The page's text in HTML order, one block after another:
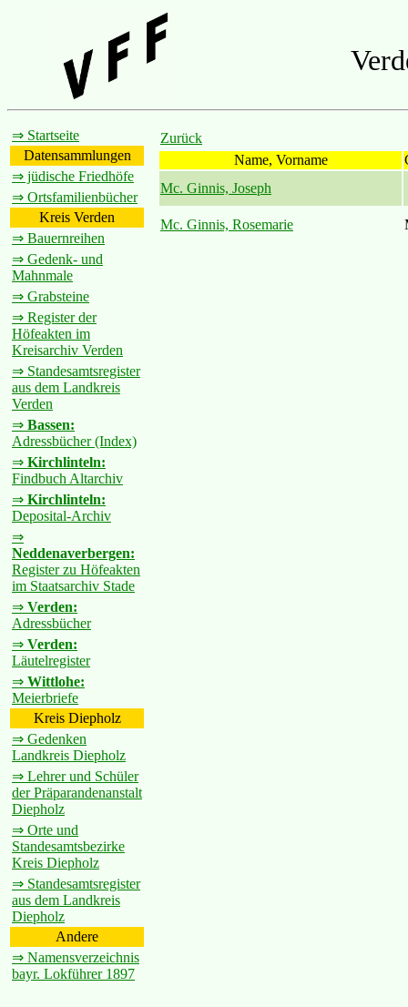
⇒ Startseite
Datensammlungen
⇒ jüdische Friedhöfe
⇒ Ortsfamilienbücher
Kreis Verden
⇒ Bauernreihen
⇒ Gedenk- und
Mahnmale
⇒ Grabsteine
⇒ Register der
Höfeakten im
Kreisarchiv Verden
⇒ Standesamtsregister
aus dem Landkreis
Verden
⇒ Bassen:
Adressbücher (Index)
⇒ Kirchlinteln:
Findbuch Altarchiv
⇒ Kirchlinteln:
Deposital-Archiv
⇒
Neddenaverbergen:
Register zu Höfeakten
im Staatsarchiv Stade
⇒ Verden:
Adressbücher
⇒ Verden:
Läutelregister
⇒ Wittlohe:
Meierbriefe
Kreis Diepholz
⇒ Gedenken
Landkreis Diepholz
⇒ Lehrer und Schüler
der Präparandenanstalt
Diepholz
⇒ Orte und
Standesamtsbezirke
Kreis Diepholz
⇒ Standesamtsregister
aus dem Landkreis
Diepholz
Andere
⇒ Namensverzeichnis
bayr. Lokführer 1897
Zurück
Name, Vorname
Mc. Ginnis, Joseph
Mc. Ginnis, Rosemarie